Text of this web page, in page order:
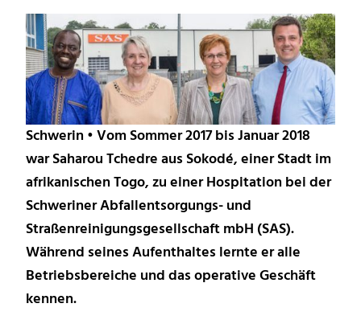
Schwerin • Vom Sommer 2017 bis Januar 2018
war Saharou Tchedre aus Sokodé, einer Stadt im
afrikanischen Togo, zu einer Hospitation bei der
Schweriner Abfallentsorgungs- und
Straßenreinigungsgesellschaft mbH (SAS).
Während seines Aufenthaltes lernte er alle
Betriebsbereiche und das operative Geschäft
kennen.